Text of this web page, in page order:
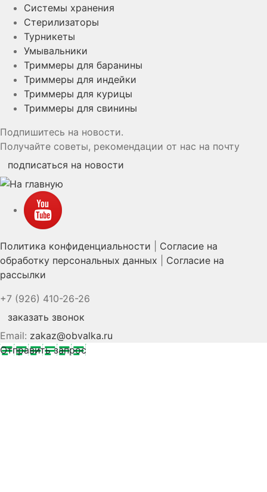
Системы хранения
Стерилизаторы
Турникеты
Умывальники
Триммеры для баранины
Триммеры для индейки
Триммеры для курицы
Триммеры для свинины
Подпишитесь на новости.
Получайте советы, рекомендации от нас на почту
подписаться на новости
Политика конфиденциальности
Согласие на
обработку персональных данных
Согласие на
рассылки
+7 (926) 410-26-26
заказать звонок
Email: zakaz@obvalka.ru
Отправить запрос